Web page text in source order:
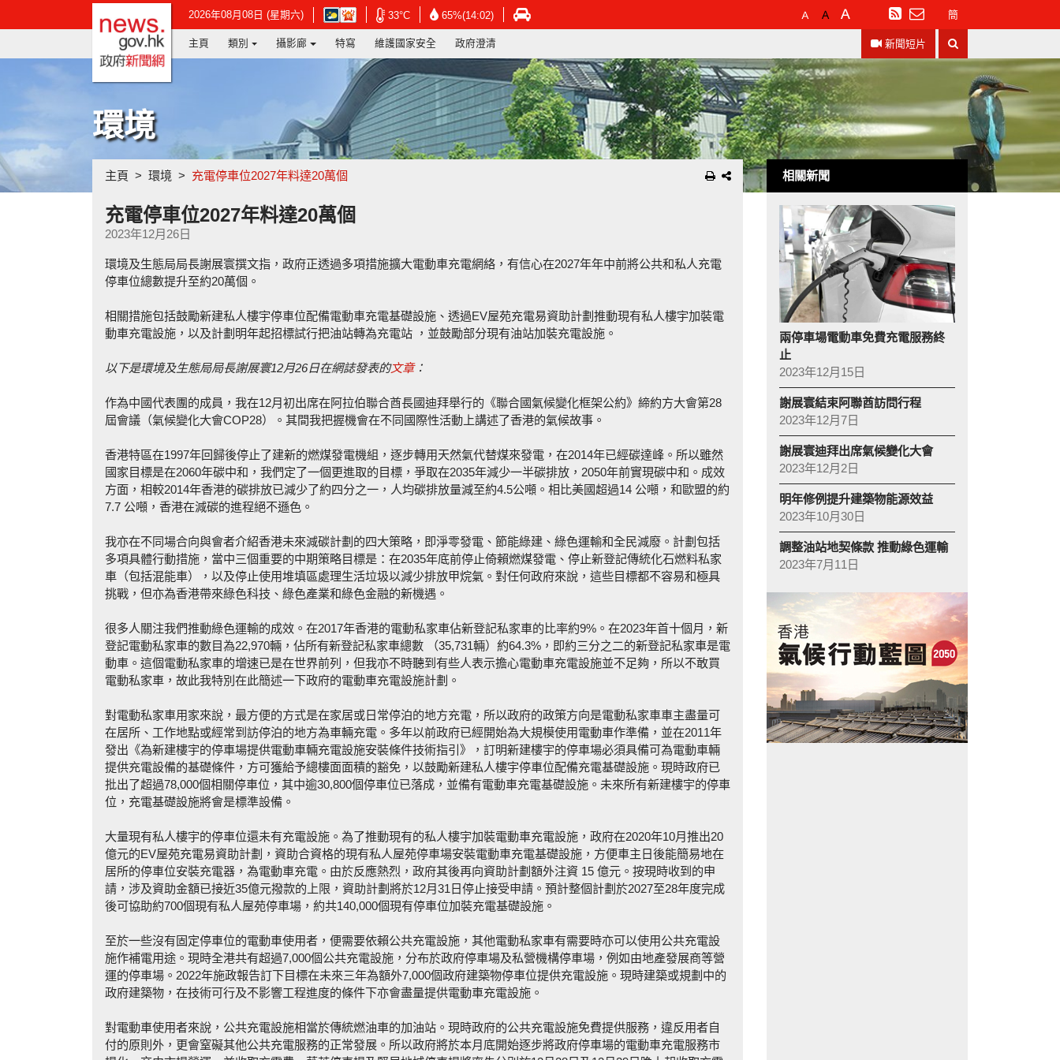
2026年08月08日 (星期六)
在
新
窗
結
-
香
港
天
台
網
33°C在
新
視
窗
開
啟
連
結
-
香
港
65%(14:02)在
新
視
窗
啟
連
結
-
香
港
在
新
窗
開
啟
連
結
-
香
預
設
體
大
小
較
大
字
體
最
大
字
體
訂
閱
RSS
簡
政府新聞網主頁
主頁 類別 攝影廊 特寫 維護國家安全 政府澄清 新聞短片
尋
環境
主頁 環境 充電停車位2027年料達20萬個
充電停車位2027年料達20萬個
2023年12月26日
環境及生態局局長謝展寰撰文指，政府正透過多項措施擴大電動車充電網絡，有信心在2027年年中前將公共和私人充電
停車位總數提升至約20萬個。
相關措施包括鼓勵新建私人樓宇停車位配備電動車充電基礎設施、透過EV屋苑充電易資助計劃推動現有私人樓宇加裝電
動車充電設施，以及計劃明年起招標試行把油站轉為充電站 ，並鼓勵部分現有油站加裝充電設施。
以下是環境及生態局局長謝展寰12月26日在網誌發表的文章：
作為中國代表團的成員，我在12月初出席在阿拉伯聯合酋長國迪拜舉行的《聯合國氣候變化框架公約》締約方大會第28
屆會議（氣候變化大會COP28）。其間我把握機會在不同國際性活動上講述了香港的氣候故事。
香港特區在1997年回歸後停止了建新的燃煤發電機組，逐步轉用天然氣代替煤來發電，在2014年已經碳達峰。所以雖然
國家目標是在2060年碳中和，我們定了一個更進取的目標，爭取在2035年減少一半碳排放，2050年前實現碳中和。成效
方面，相較2014年香港的碳排放已減少了約四分之一，人均碳排放量減至約4.5公噸。相比美國超過14 公噸，和歐盟的約
7.7 公噸，香港在減碳的進程絕不遜色。
我亦在不同場合向與會者介紹香港未來減碳計劃的四大策略，即淨零發電、節能綠建、綠色運輸和全民減廢。計劃包括
多項具體行動措施，當中三個重要的中期策略目標是：在2035年底前停止倚賴燃煤發電、停止新登記傳統化石燃料私家
車（包括混能車），以及停止使用堆填區處理生活垃圾以減少排放甲烷氣。對任何政府來說，這些目標都不容易和極具
挑戰，但亦為香港帶來綠色科技、綠色產業和綠色金融的新機遇。
很多人關注我們推動綠色運輸的成效。在2017年香港的電動私家車佔新登記私家車的比率約9%。在2023年首十個月，新
登記電動私家車的數目為22,970輛，佔所有新登記私家車總數 （35,731輛）約64.3%，即約三分之二的新登記私家車是電
動車。這個電動私家車的增速已是在世界前列，但我亦不時聽到有些人表示擔心電動車充電設施並不足夠，所以不敢買
電動私家車，故此我特別在此簡述一下政府的電動車充電設施計劃。
對電動私家車用家來說，最方便的方式是在家居或日常停泊的地方充電，所以政府的政策方向是電動私家車車主盡量可
在居所、工作地點或經常到訪停泊的地方為車輛充電。多年以前政府已經開始為大規模使用電動車作準備，並在2011年
發出《為新建樓宇的停車場提供電動車輛充電設施安裝條件技術指引》，訂明新建樓宇的停車場必須具備可為電動車輛
提供充電設備的基礎條件，方可獲給予總樓面面積的豁免，以鼓勵新建私人樓宇停車位配備充電基礎設施。現時政府已
批出了超過78,000個相關停車位，其中逾30,800個停車位已落成，並備有電動車充電基礎設施。未來所有新建樓宇的停車
位，充電基礎設施將會是標準設備。
大量現有私人樓宇的停車位還未有充電設施。為了推動現有的私人樓宇加裝電動車充電設施，政府在2020年10月推出20
億元的EV屋苑充電易資助計劃，資助合資格的現有私人屋苑停車場安裝電動車充電基礎設施，方便車主日後能簡易地在
居所的停車位安裝充電器，為電動車充電。由於反應熱烈，政府其後再向資助計劃額外注資 15 億元。按現時收到的申
請，涉及資助金額已接近35億元撥款的上限，資助計劃將於12月31日停止接受申請。預計整個計劃於2027至28年度完成
後可協助約700個現有私人屋苑停車場，約共140,000個現有停車位加裝充電基礎設施。
至於一些沒有固定停車位的電動車使用者，便需要依賴公共充電設施，其他電動私家車有需要時亦可以使用公共充電設
施作補電用途。現時全港共有超過7,000個公共充電設施，分布於政府停車場及私營機構停車場，例如由地產發展商等營
運的停車場。2022年施政報告訂下目標在未來三年為額外7,000個政府建築物停車位提供充電設施。現時建築或規劃中的
政府建築物，在技術可行及不影響工程進度的條件下亦會盡量提供電動車充電設施。
對電動車使用者來說，公共充電設施相當於傳統燃油車的加油站。現時政府的公共充電設施免費提供服務，違反用者自
付的原則外，更會窒礙其他公共充電服務的正常發展。所以政府將於本月底開始逐步將政府停車場的電動車充電服務市
相關新聞
兩停車場電動車免費充電服務終
止
2023年12月15日
謝展寰結束阿聯酋訪問行程
2023年12月7日
謝展寰迪拜出席氣候變化大會
2023年12月2日
明年修例提升建築物能源效益
2023年10月30日
調整油站地契條款 推動綠色運輸
2023年7月11日